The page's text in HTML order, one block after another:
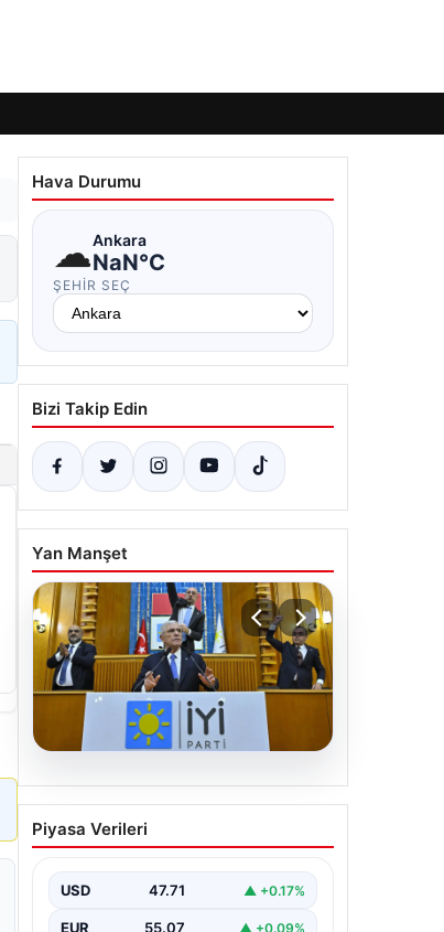
Hava Durumu
☁Ankara
NaN°C
ŞEHIR SEÇ
Bizi Takip Edin
Yan Manşet
06.08.2026
İYİ Parti’den ‘çerçeve
yasa’ teklifi için Anayasa
Piyasa Verileri
USD 47.71 ▲ +0.17%
EUR 55.07 ▲ +0.09%